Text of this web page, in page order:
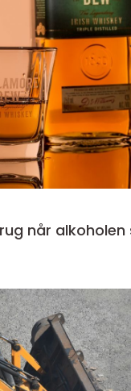
styrer